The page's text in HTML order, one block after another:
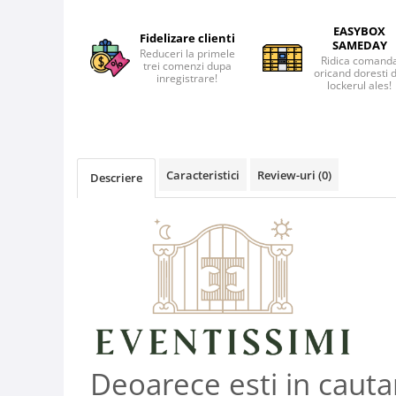
Fidelizare clienti
Reduceri la primele
trei comenzi dupa
inregistrare!
EASYBOX
SAMEDAY
Ridica
oricand doresti
lockerul ales!
Descriere Caracteristici Review-uri (0)
Deoarece esti in